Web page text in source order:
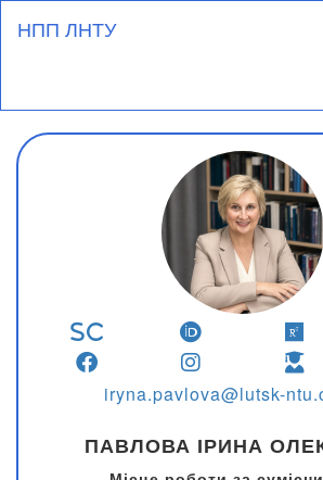
НПП ЛНТУ
ПАВЛОВА ІРИНА
iryna.pavlova@lutsk-